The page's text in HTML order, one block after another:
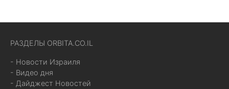
РАЗДЕЛЫ ORBITA.CO.IL
- Новости Израиля
- Видео дня
- Дайджест Новостей